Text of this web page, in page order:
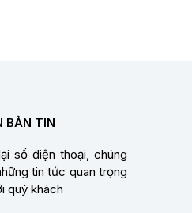
BẢN TIN
số điện thoại, chúng
tin tức quan trọng
quý khách